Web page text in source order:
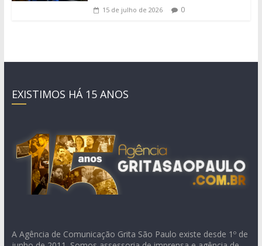
15 de julho de 2026 0
EXISTIMOS HÁ 15 ANOS
A Agência de Comunicação Grita São Paulo existe desde 1º de